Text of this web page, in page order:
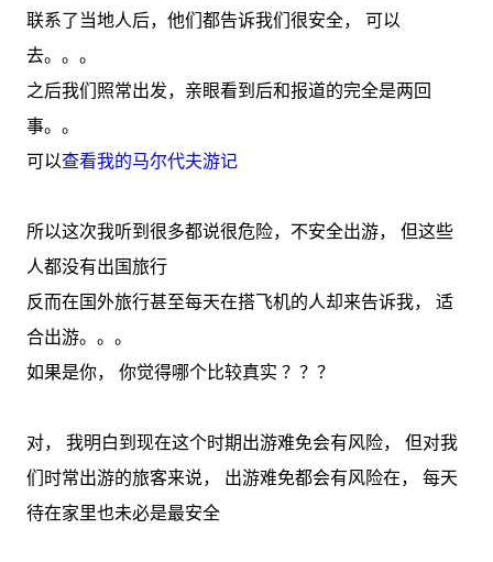
联系了当地人后，他们都告诉我们很安全， 可以
去。。。
之后我们照常出发，亲眼看到后和报道的完全是两回
事。。
可以查看我的马尔代夫游记
所以这次我听到很多都说很危险，不安全出游， 但这些
人都没有出国旅行
反而在国外旅行甚至每天在搭飞机的人却来告诉我， 适
合出游。。。
如果是你， 你觉得哪个比较真实 ？？？
对， 我明白到现在这个时期出游难免会有风险， 但对我
们时常出游的旅客来说， 出游难免都会有风险在， 每天
待在家里也未必是最安全